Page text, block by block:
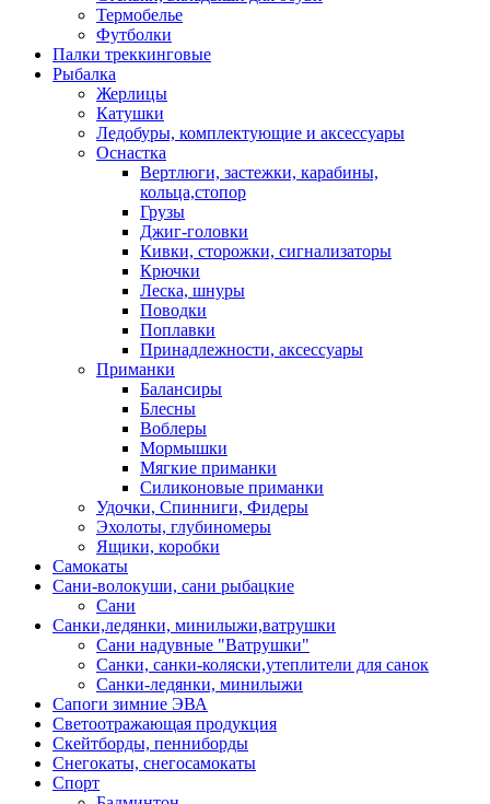
Термобелье
Футболки
Палки треккинговые
Рыбалка
Жерлицы
Катушки
Ледобуры, комплектующие и аксессуары
Оснастка
Вертлюги, застежки, карабины,
кольца,стопор
Грузы
Джиг-головки
Кивки, сторожки, сигнализаторы
Крючки
Леска, шнуры
Поводки
Поплавки
Принадлежности, аксессуары
Приманки
Балансиры
Блесны
Воблеры
Мормышки
Мягкие приманки
Силиконовые приманки
Удочки, Спинниги, Фидеры
Эхолоты, глубиномеры
Ящики, коробки
Самокаты
Сани-волокуши, сани рыбацкие
Сани
Санки,ледянки, минилыжи,ватрушки
Сани надувные "Ватрушки"
Санки, санки-коляски,утеплители для санок
Санки-ледянки, минилыжи
Сапоги зимние ЭВА
Светоотражающая продукция
Скейтборды, пенниборды
Снегокаты, снегосамокаты
Спорт